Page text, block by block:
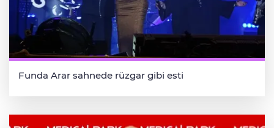
Funda Arar sahnede rüzgar gibi esti